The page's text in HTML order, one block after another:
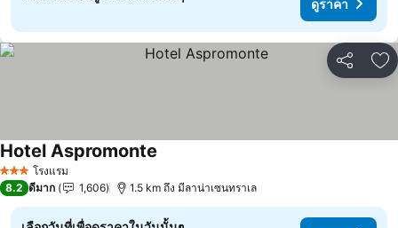
ดูราคา
แชร์ เ
3 ดาว โรงแรม
Hotel Aspromonte
8.2 ดีมาก 1,606 1.5 km ถึง มีลาน่าเซนทราเล